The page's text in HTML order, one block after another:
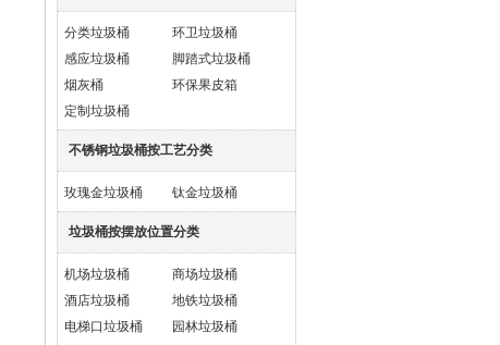
分类垃圾桶
环卫垃圾桶
感应垃圾桶
脚踏式垃圾桶
烟灰桶
环保果皮箱
定制垃圾桶
不锈钢垃圾桶按工艺分类
玫瑰金垃圾桶 钛金垃圾桶
垃圾桶按摆放位置分类
机场垃圾桶
商场垃圾桶
酒店垃圾桶
地铁垃圾桶
电梯口垃圾桶
园林垃圾桶